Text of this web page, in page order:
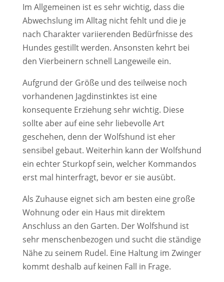
Im Allgemeinen ist es sehr wichtig, dass die
Abwechslung im Alltag nicht fehlt und die je
nach Charakter variierenden Bedürfnisse des
Hundes gestillt werden. Ansonsten kehrt bei
den Vierbeinern schnell Langeweile ein.
Aufgrund der Größe und des teilweise noch
vorhandenen Jagdinstinktes ist eine
konsequente Erziehung sehr wichtig. Diese
sollte aber auf eine sehr liebevolle Art
geschehen, denn der Wolfshund ist eher
sensibel gebaut. Weiterhin kann der Wolfshund
ein echter Sturkopf sein, welcher Kommandos
erst mal hinterfragt, bevor er sie ausübt.
Als Zuhause eignet sich am besten eine große
Wohnung oder ein Haus mit direktem
Anschluss an den Garten. Der Wolfshund ist
sehr menschenbezogen und sucht die ständige
Nähe zu seinem Rudel. Eine Haltung im Zwinger
kommt deshalb auf keinen Fall in Frage.